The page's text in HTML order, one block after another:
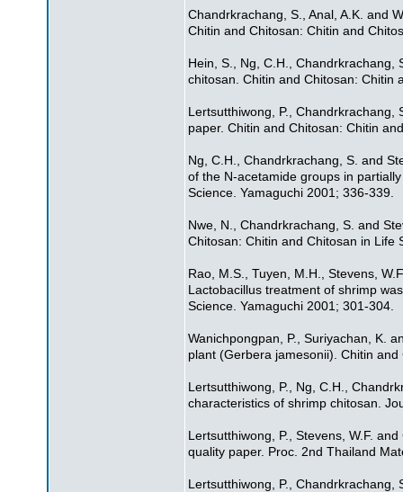
Chandrkrachang, S., Anal, A.K. and
Chitin and Chitosan: Chitin and
Hein, S., Ng, C.H., Chandrkrachang,
chitosan. Chitin and Chitosan: Chitin
Lertsutthiwong, P.,
paper. Chitin and Chitosan: Chitin
Ng, C.H., Chandrkrachang, S. and
of the N-acetamide groups in
Science. Yamaguchi 2001; 336-339.
Nwe, N., Chandrkrachang, S. and
Chitosan: Chitin and Chitosan in Life
Rao, M.S., Tuyen, M.H., Stevens,
Lactobacillus treatment of shrimp
Science. Yamaguchi 2001; 301-304.
Wanichpongpan, P., Suriyachan, K.
plant (Gerbera jamesonii). Chitin
Lertsutthiwong, P., Ng, C.H.,
characteristics of shrimp chitosan.
Lertsutthiwong, P., Stevens, W.F.
quality paper. Proc. 2nd Thailand
Lertsutthiwong, P.,